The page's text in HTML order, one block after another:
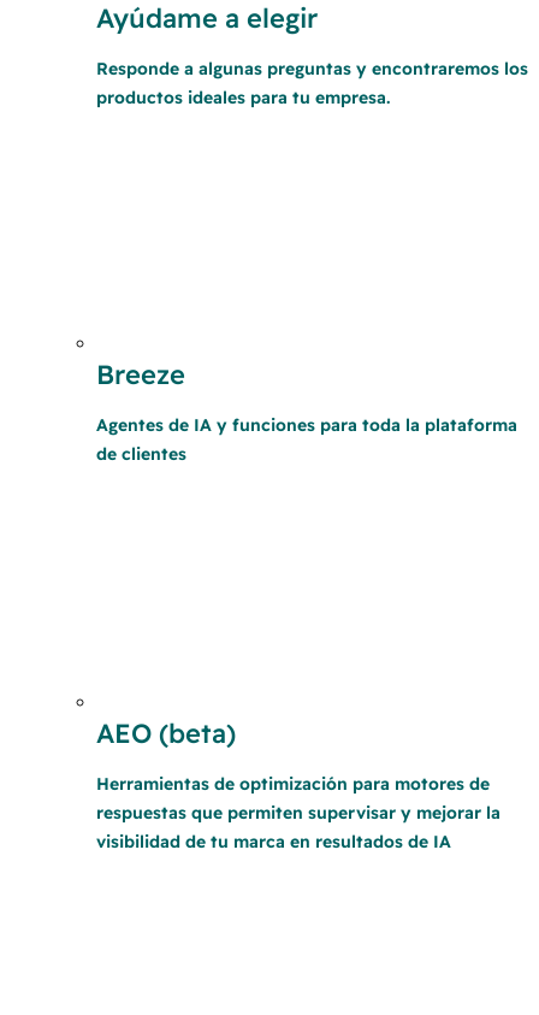
Ayúdame a elegir
Responde a algunas preguntas y encontraremos los
productos ideales para tu empresa.
Breeze
Agentes de IA y funciones para toda la plataforma
de clientes
AEO (beta)
Herramientas de optimización para motores de
respuestas que permiten supervisar y mejorar la
visibilidad de tu marca en resultados de IA